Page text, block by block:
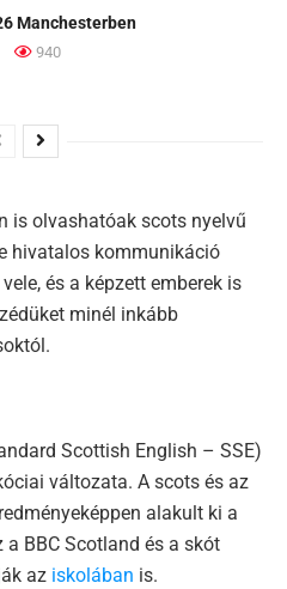
Manchesterben
940
is olvashatóak scots nyelvű
hivatalos kommunikáció
és a képzett emberek is
minél inkább
Scottish English – SSE)
változata. A scots és az
alakult ki a
BBC Scotland és a skót
az iskolában is.